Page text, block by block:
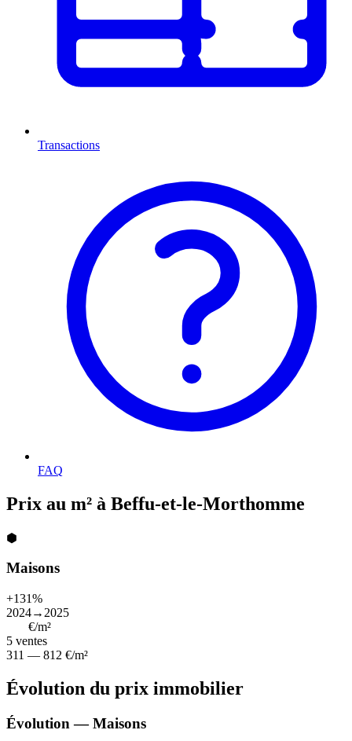
Transactions
FAQ
Prix au m² à Beffu-et-le-Morthomme
⬢
Maisons
+131%
2024→2025
€/m²
5 ventes
311 — 812 €/m²
Évolution du prix immobilier
Évolution — Maisons